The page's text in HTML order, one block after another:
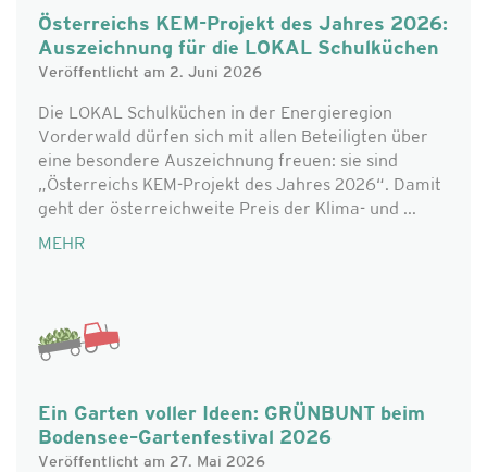
Österreichs KEM-Projekt des Jahres 2026:
Auszeichnung für die LOKAL Schulküchen
Veröffentlicht am 2. Juni 2026
Die LOKAL Schulküchen in der Energieregion
Vorderwald dürfen sich mit allen Beteiligten über
eine besondere Auszeichnung freuen: sie sind
„Österreichs KEM-Projekt des Jahres 2026“. Damit
geht der österreichweite Preis der Klima- und ...
MEHR
Ein Garten voller Ideen: GRÜNBUNT beim
Bodensee–Gartenfestival 2026
Veröffentlicht am 27. Mai 2026